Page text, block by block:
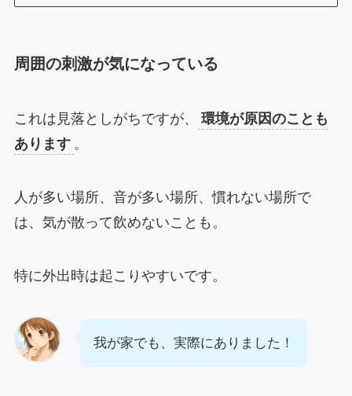
周囲の刺激が気になっている
これは見落としがちですが、
環境が原因のことも
あります 。
人が多い場所、音が多い場所、慣れない場所で
は、気が散って飲めないことも。
特に外出時は起こりやすいです。
我が家でも、実際にありました！